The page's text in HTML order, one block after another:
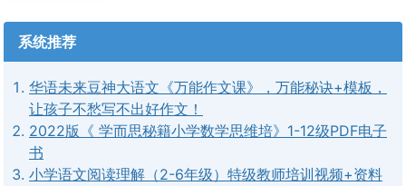
系统推荐
华语未来豆神大语文《万能作文课》，万能秘诀+模板，
让孩子不愁写不出好作文！
2022版《 学而思秘籍小学数学思维培》1-12级PDF电子
书
小学语文阅读理解（2-6年级）特级教师培训视频+资料